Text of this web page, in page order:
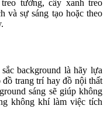
tường, cây xanh treo
sự sáng tạo hoặc theo
background là hãy lựa
trang trí hay đồ nội thất
sáng sẽ giúp không
không khí làm việc tích